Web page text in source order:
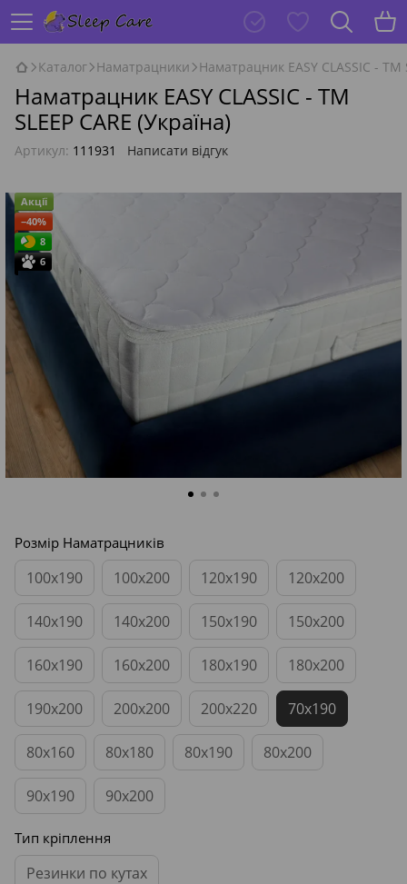
Каталог Наматрацники Наматрацник EASY CLASSIC - ТМ
Наматрацник EASY CLASSIC - ТМ
SLEEP CARE (Україна)
Артикул: 111931 Написати відгук
Акції
−40%
8
6
Розмір Наматрацників
100x190 100x200 120x190 120x200
140x190 140x200 150x190 150x200
160x190 160x200 180x190 180x200
190x200 200x200 200x220 70x190
80x160 80x180 80x190 80x200
90x190 90x200
Тип кріплення
Резинки по кутах